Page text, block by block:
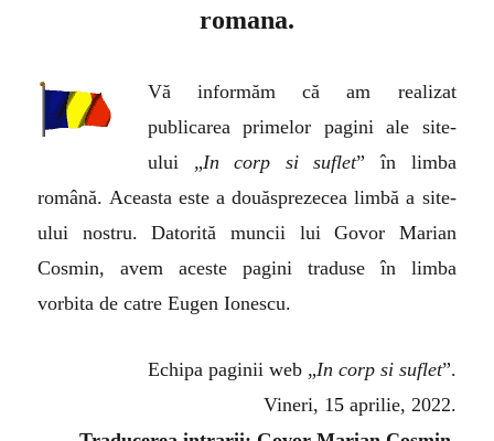
romana.
Vă informăm că am realizat
publicarea primelor pagini ale site-
ului „In corp si suflet” în limba
română. Aceasta este a douăsprezecea limbă a site-
ului nostru. Datorită muncii lui Govor Marian
Cosmin, avem aceste pagini traduse în limba
vorbita de catre Eugen Ionescu.
Echipa paginii web „In corp si suflet”.
Vineri, 15aprilie, 2022.